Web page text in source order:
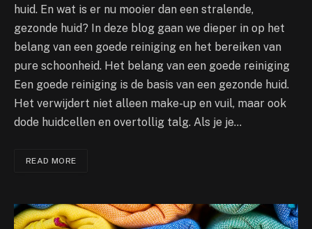
huid. En wat is er nu mooier dan een stralende,
gezonde huid? In deze blog gaan we dieper in op het
belang van een goede reiniging en het bereiken van
pure schoonheid. Het belang van een goede reiniging
Een goede reiniging is de basis van een gezonde huid.
Het verwijdert niet alleen make-up en vuil, maar ook
dode huidcellen en overtollig talg. Als je je…
READ MORE